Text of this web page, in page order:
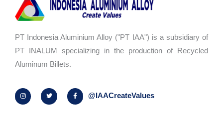
PT Indonesia Aluminium Alloy ("PT IAA") is a subsidiary of
PT INALUM specializing in the production of Recycled
Aluminum Billets.
I
n
s
T
w
i
F
a
c
@IAACreateValues